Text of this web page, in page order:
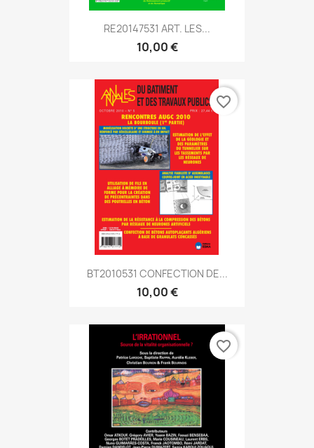
RE20147531 ART. LES...
10,00 €
BT2010531 CONFECTION DE...
10,00 €
favorite_border
favorite_border